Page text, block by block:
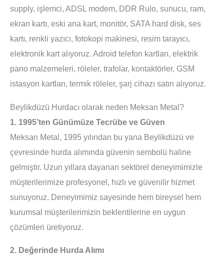
supply, işlemci, ADSL modem, DDR Rulo, sunucu, ram,
ekran kartı, eski ana kart, monitör, SATA hard disk, ses
kartı, renkli yazıcı, fotokopi makinesi, resim tarayıcı,
elektronik kart alıyoruz. Adroid telefon kartları, elektrik
pano malzemeleri, röleler, trafolar, kontaktörler, GSM
istasyon kartları, termik röleler, şarj cihazı satın alıyoruz.
Beylikdüzü Hurdacı olarak neden Meksan Metal?
1. 1995’ten Günümüze Tecrübe ve Güven
Meksan Metal, 1995 yılından bu yana Beylikdüzü ve
çevresinde hurda alımında güvenin sembolü haline
gelmiştir. Uzun yıllara dayanan sektörel deneyimimizle
müşterilerimize profesyonel, hızlı ve güvenilir hizmet
sunuyoruz. Deneyimimiz sayesinde hem bireysel hem
kurumsal müşterilerimizin beklentilerine en uygun
çözümleri üretiyoruz.
2. Değerinde Hurda Alımı